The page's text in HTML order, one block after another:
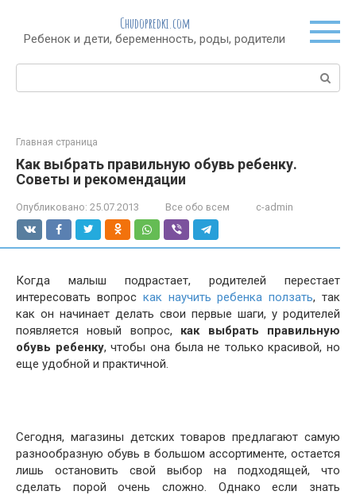
контенту
Chudopredki.com
Ребенок и дети, беременность, роды, родители
Поиск:
Главная страница
Как выбрать правильную обувь ребенку.
Советы и рекомендации
Опубликовано: 25.07.2013 Все обо всем c-admin
Когда малыш подрастает, родителей перестает
интересовать вопрос как научить ребенка ползать, так
как он начинает делать свои первые шаги, у родителей
появляется новый вопрос, как выбрать правильную
обувь ребенку, чтобы она была не только красивой, но
еще удобной и практичной.
Сегодня, магазины детских товаров предлагают самую
разнообразную обувь в большом ассортименте, остается
лишь остановить свой выбор на подходящей, что
сделать порой очень сложно. Однако если знать